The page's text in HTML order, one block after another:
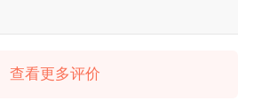
查看更多评价